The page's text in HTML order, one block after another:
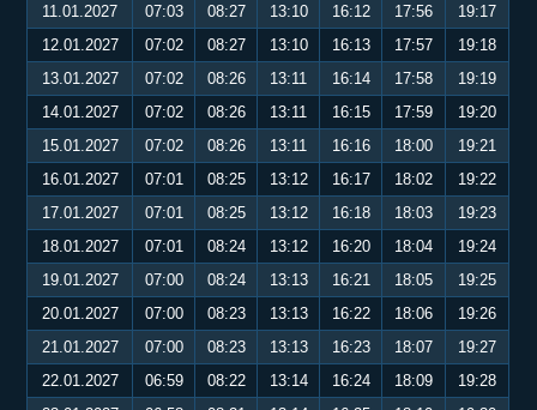
11.01.2027
07:03 08:27 13:10 16:12 17:56
19:17
12.01.2027
07:02 08:27 13:10 16:13 17:57
19:18
13.01.2027
07:02 08:26 13:11 16:14 17:58
19:19
14.01.2027
07:02 08:26 13:11 16:15 17:59
19:20
15.01.2027
07:02 08:26 13:11 16:16 18:00
19:21
16.01.2027
07:01 08:25 13:12 16:17 18:02
19:22
17.01.2027
07:01 08:25 13:12 16:18 18:03
19:23
18.01.2027
07:01 08:24 13:12 16:20 18:04
19:24
19.01.2027
07:00 08:24 13:13 16:21 18:05
19:25
20.01.2027
07:00 08:23 13:13 16:22 18:06
19:26
21.01.2027
07:00 08:23 13:13 16:23 18:07
19:27
22.01.2027
06:59 08:22 13:14 16:24 18:09
19:28